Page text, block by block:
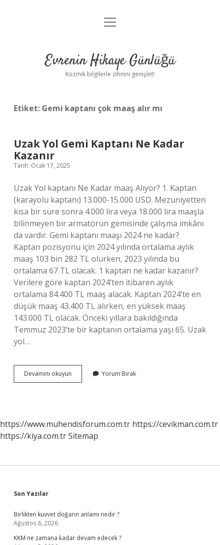
Anasayfa
Yasal Uyarı
menüyü
Evrenin Hikaye Günlüğü
Kozmik bilgilerle zihnini genişlet!
Etiket: Gemi kaptanı çok maaş alır mı
Uzak Yol Gemi Kaptanı Ne Kadar
Kazanır
Tarih: Ocak 17, 2025
Uzak Yol kaptanı Ne Kadar maaş Alıyor? 1. Kaptan
(karayolu kaptanı) 13.000-15.000 USD. Mezuniyetten
kısa bir süre sonra 4.000 lira veya 18.000 lira maaşla
bilinmeyen bir armatörün gemisinde çalışma imkânı
da vardır. Gemi kaptanı maaşı 2024 ne kadar?
Kaptan pozisyonu için 2024 yılında ortalama aylık
maaş 103 bin 282 TL olurken, 2023 yılında bu
ortalama 67 TL olacak. 1 kaptan ne kadar kazanır?
Verilere göre kaptan 2024’ten itibaren aylık
ortalama 84.400 TL maaş alacak. Kaptan 2024’te en
düşük maaş 43.400 TL alırken, en yüksek maaş
143.000 TL olacak. Önceki yıllara bakıldığında
Temmuz 2023’te bir kaptanın ortalama yaşı 65. Uzak
yol…
Devamını okuyun
Yol
Kazanır
Yorum Bırak
https://www.muhendisforum.com.tr https://cevikman.com.tr
https://kiya.com.trSitemap
Sidebar
Son Yazılar
Birlikten kuvvet doğarın anlamı nedir ?
Ağustos 6, 2026
KKM ne zamana kadar devam edecek ?